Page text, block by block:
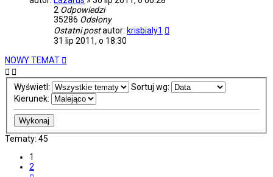
2 Odpowiedzi
35286 Odsłony
Ostatni postautor: krisbialy1
31 lip 2011, o 18:30
NOWY TEMAT
Wyświetl:
Sortuj wg:
Kierunek:
Tematy: 45
1
2